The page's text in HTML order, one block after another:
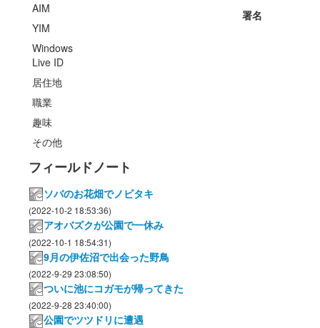
AIM
YIM
Windows
Live ID
居住地
職業
趣味
その他
署名
フィールドノート
ソバのお花畑でノビタキ
(2022-10-2 18:53:36)
アオバズクが公園で一休み
(2022-10-1 18:54:31)
9月の伊佐沼で出会った野鳥
(2022-9-29 23:08:50)
ついに池にコガモが帰ってきた
(2022-9-28 23:40:00)
公園でツツドリに遭遇